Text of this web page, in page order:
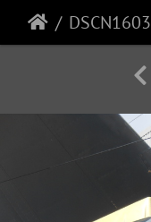
DSCN1603